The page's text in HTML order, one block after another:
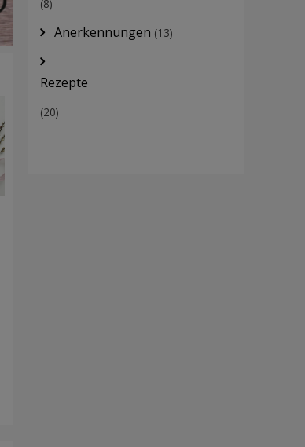
(8)
Anerkennungen (13)
Rezepte
(20)